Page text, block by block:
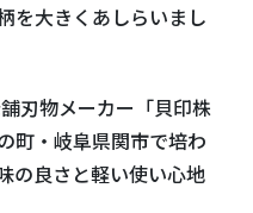
を大きくあしらいまし
刃物メーカー「貝印株
町・岐阜県関市で培わ
の良さと軽い使い心地